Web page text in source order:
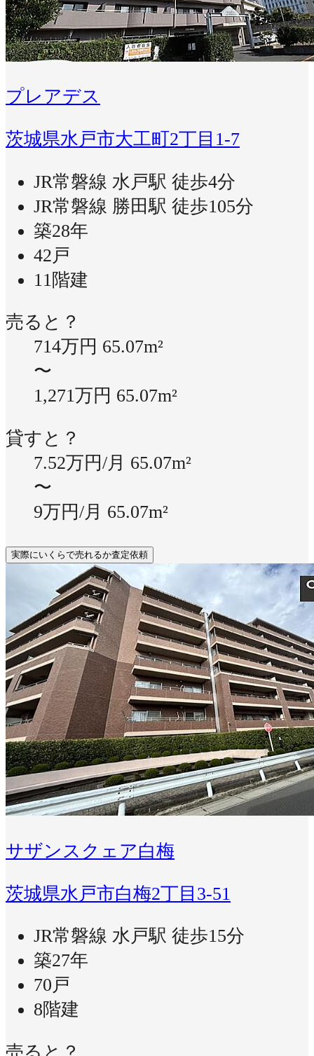
プレアデス
茨城県水戸市大工町2丁目1-7
JR常磐線 水戸駅 徒歩4分
JR常磐線 勝田駅 徒歩105分
築28年
42戸
11階建
売ると？
714万円 65.07m²
〜
1,271万円 65.07m²
貸すと？
7.52万円/月 65.07m²
〜
9万円/月 65.07m²
実際にいくらで売れるか査定依頼
サザンスクェア白梅
茨城県水戸市白梅2丁目3-51
JR常磐線 水戸駅 徒歩15分
築27年
70戸
8階建